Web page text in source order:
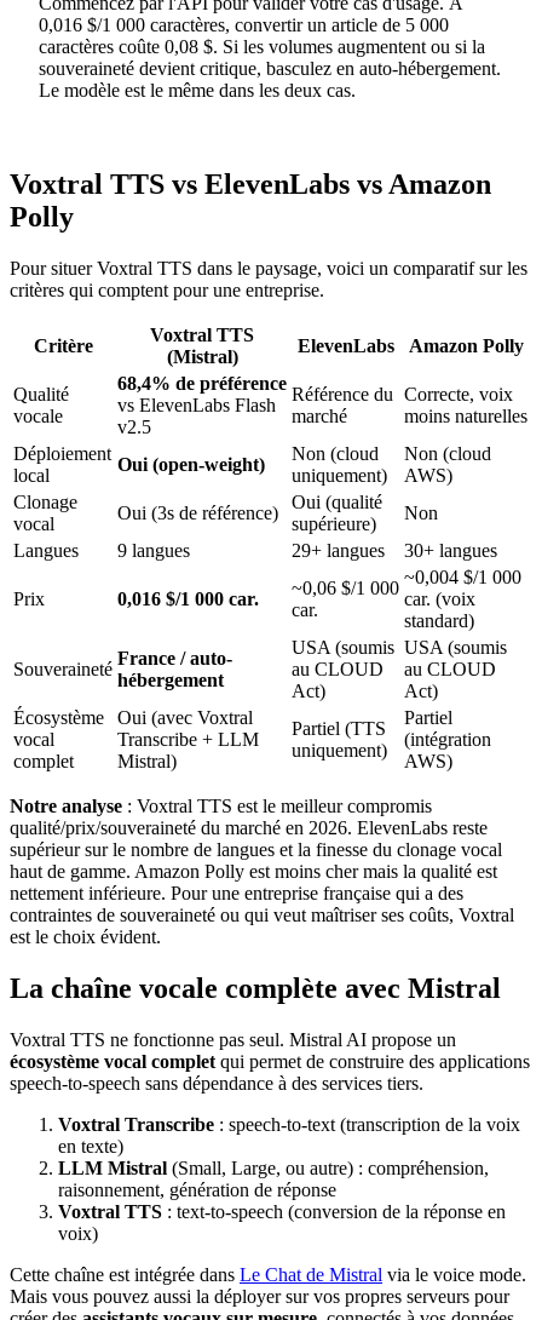
0,016 $/1 000 caractères, convertir un article de 5 000
caractères coûte 0,08 $. Si les volumes augmentent ou si la
souveraineté devient critique, basculez en auto-hébergement.
Le modèle est le même dans les deux cas.
Voxtral TTS vs ElevenLabs vs Amazon
Polly
Pour situer Voxtral TTS dans le paysage, voici un comparatif sur les
critères qui comptent pour une entreprise.
Critère
Voxtral TTS
(Mistral)
ElevenLabs Amazon Polly
Qualité
vocale
68,4% de préférence
vs ElevenLabs Flash
v2.5
Référence du
marché
Correcte, voix
moins naturelles
Déploiement
local
Oui (open-weight)
Non (cloud
uniquement)
Non (cloud
AWS)
Clonage
vocal
Oui (3s de référence)
Oui (qualité
supérieure)
Non
Langues
9 langues 29+ langues 30+ langues
Prix 0,016 $/1 000 car.
~0,06 $/1 000
car.
~0,004 $/1 000
car. (voix
standard)
Souveraineté
France / auto-
hébergement
USA (soumis
au CLOUD
Act)
USA (soumis
au CLOUD
Act)
Écosystème
vocal
complet
Oui (avec Voxtral
Transcribe + LLM
Mistral)
Partiel (TTS
uniquement)
Partiel
(intégration
AWS)
Notre analyse : Voxtral TTS est le meilleur compromis
qualité/prix/souveraineté du marché en 2026. ElevenLabs reste
supérieur sur le nombre de langues et la finesse du clonage vocal
haut de gamme. Amazon Polly est moins cher mais la qualité est
nettement inférieure. Pour une entreprise française qui a des
contraintes de souveraineté ou qui veut maîtriser ses coûts, Voxtral
est le choix évident.
La chaîne vocale complète avec Mistral
Voxtral TTS ne fonctionne pas seul. Mistral AI propose un
écosystème vocal complet qui permet de construire des applications
speech-to-speech sans dépendance à des services tiers.
Voxtral Transcribe : speech-to-text (transcription de la voix
en texte)
LLM Mistral (Small, Large, ou autre) : compréhension,
raisonnement, génération de réponse
Voxtral TTS : text-to-speech (conversion de la réponse en
voix)
Cette chaîne est intégrée dans Le Chat de Mistral via le voice mode.
Mais vous pouvez aussi la déployer sur vos propres serveurs pour